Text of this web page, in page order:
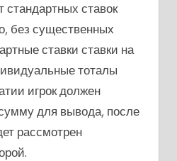
стандартных ставок
без существенных
ставки ставки на
тоталы
игрок должен
для вывода, после
рассмотрен